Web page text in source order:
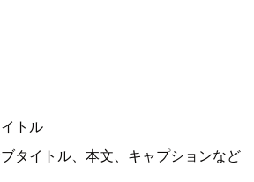
トル
タイトル、本文、キャプションなど